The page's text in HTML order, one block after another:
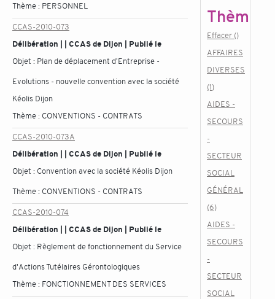
Thème : PERSONNEL
CCAS-2010-073
Délibération | | CCAS de Dijon | Publié le
Objet : Plan de déplacement d'Entreprise -
Evolutions - nouvelle convention avec la société
Kéolis Dijon
Thème : CONVENTIONS - CONTRATS
CCAS-2010-073A
Délibération | | CCAS de Dijon | Publié le
Objet : Convention avec la société Kéolis Dijon
Thème : CONVENTIONS - CONTRATS
CCAS-2010-074
Délibération | | CCAS de Dijon | Publié le
Objet : Règlement de fonctionnement du Service
d'Actions Tutélaires Gérontologiques
Thème : FONCTIONNEMENT DES SERVICES
Thème
Effacer ()
AFFAIRES
DIVERSES
(1)
AIDES -
SECOURS
-
SECTEUR
SOCIAL
GÉNÉRAL
(6)
AIDES -
SECOURS
-
SECTEUR
SOCIAL